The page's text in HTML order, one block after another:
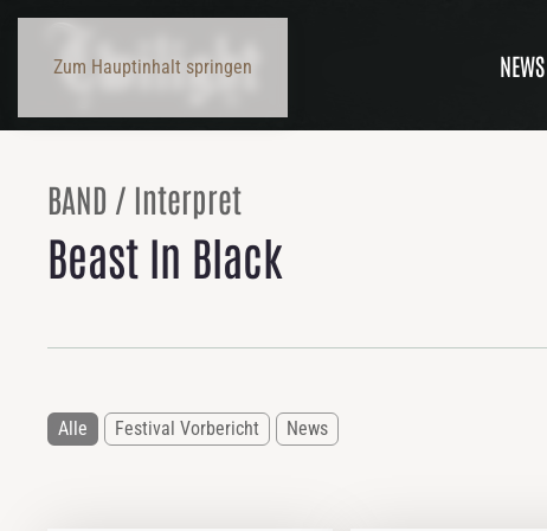
Zum Hauptinhalt springen NEWS
BAND / Interpret
Beast In Black
Alle Festival Vorbericht News